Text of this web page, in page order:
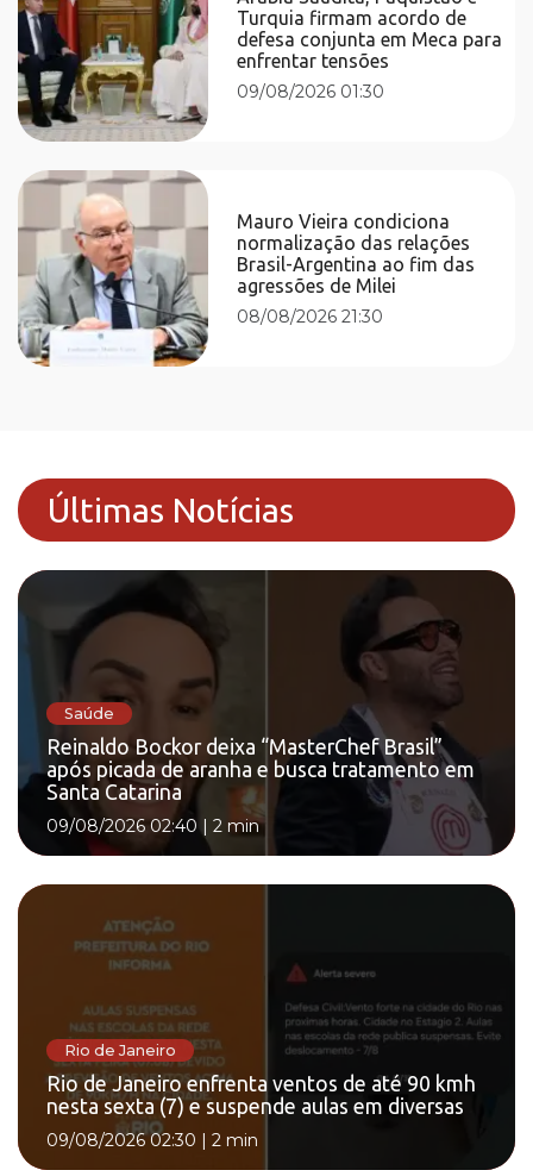
Turquia firmam acordo de
defesa conjunta em Meca para
enfrentar tensões
09/08/2026 01:30
Mauro Vieira condiciona
normalização das relações
Brasil-Argentina ao fim das
agressões de Milei
08/08/2026 21:30
Últimas Notícias
Saúde
Reinaldo Bockor deixa “MasterChef Brasil”
após picada de aranha e busca tratamento em
Santa Catarina
09/08/2026 02:40 | 2 min
Rio de Janeiro
Rio de Janeiro enfrenta ventos de até 90 kmh
nesta sexta (7) e suspende aulas em diversas
09/08/2026 02:30 | 2 min